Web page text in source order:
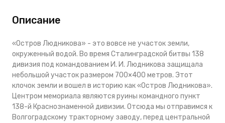
Описание
«Остров Людникова» - это вовсе не участок земли,
окруженный водой. Во время Сталинградской битвы 138
дивизия под командованием И. И. Людникова защищала
небольшой участок размером 700×400 метров. Этот
клочок земли и вошел в историю как «Остров Людникова».
Центром мемориала являются руины командного пункт
138-й Краснознаменной дивизии. Отсюда мы отправимся к
Волгоградскому тракторному заводу, перед центральной